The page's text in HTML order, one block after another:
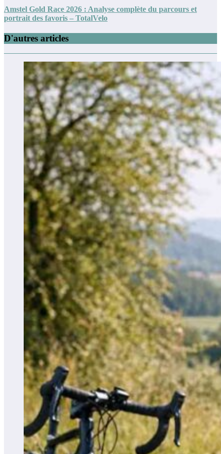
Amstel Gold Race 2026 : Analyse complète du parcours et
portrait des favoris – TotalVelo
D'autres articles